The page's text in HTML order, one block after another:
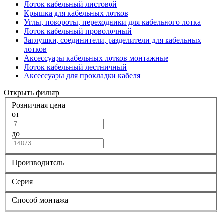
Лоток кабельный листовой
Крышка для кабельных лотков
Углы, повороты, переходники для кабельного лотка
Лоток кабельный проволочный
Заглушки, соединители, разделители для кабельных
лотков
Аксессуары кабельных лотков монтажные
Лоток кабельный лестничный
Аксессуары для прокладки кабеля
Открыть фильтр
Розничная цена
от
до
Производитель
Серия
Способ монтажа